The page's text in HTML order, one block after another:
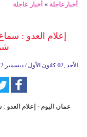
أخبارعاجلة » أخبار عاجلة
إعلام العدو :
19:27 2012 الأحد ,02 كانون الأول / ديسمبر